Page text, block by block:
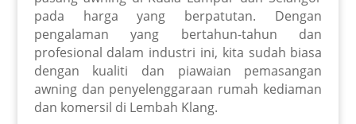
pada harga yang berpatutan. Dengan
pengalaman yang bertahun-tahun dan
profesional dalam industri ini, kita sudah biasa
dengan kualiti dan piawaian pemasangan
awning dan penyelenggaraan rumah kediaman
dan komersil di Lembah Klang.